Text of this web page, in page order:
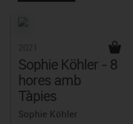
Sophie Köhler - 8
hores amb
Tàpies
Sophie Köhler